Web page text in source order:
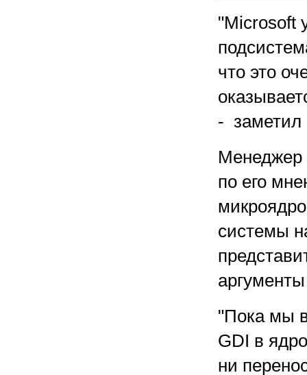
"Microsoft
что это
- заметил
Менеджер
по его
системы
"Пока мы
GDI в
ни